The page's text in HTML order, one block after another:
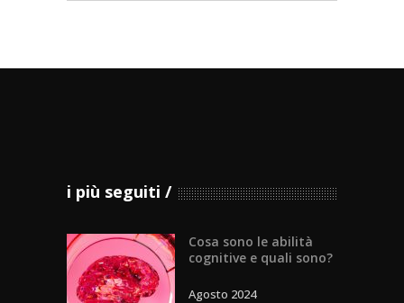
i più seguiti
Cosa sono le abilità
cognitive e quali sono?
Agosto 2024